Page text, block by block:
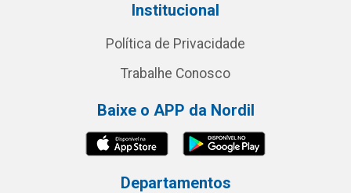
Institucional
Política de Privacidade
Trabalhe Conosco
Baixe o APP da Nordil
Departamentos